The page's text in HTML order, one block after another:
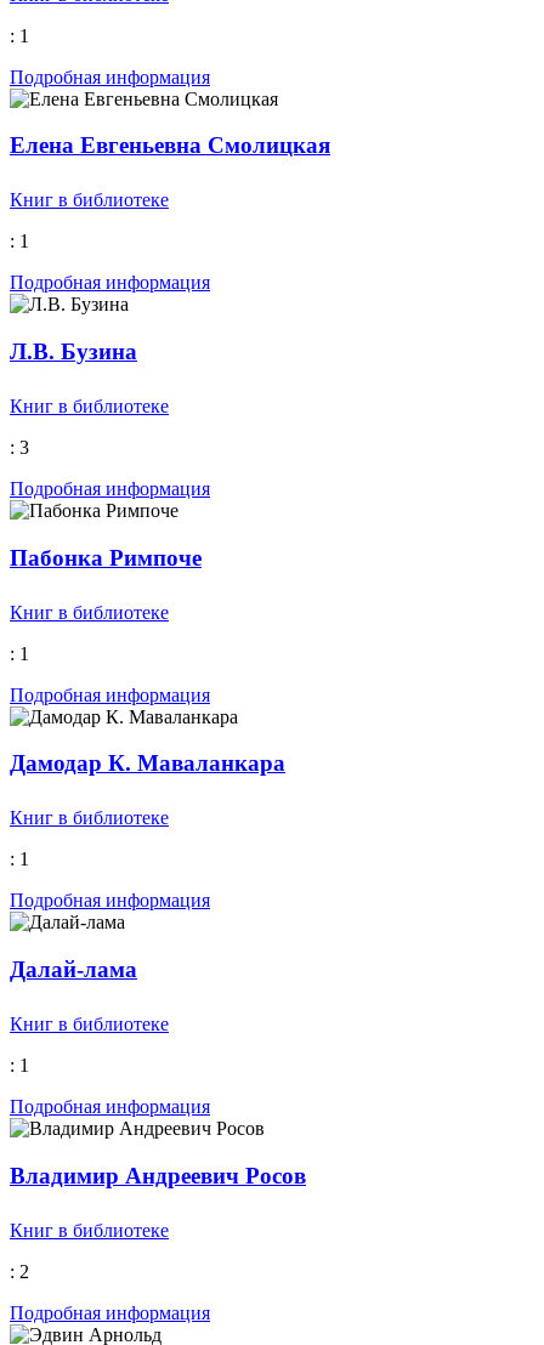
: 1
Подробная информация
Елена Евгеньевна Смолицкая
Книг в библиотеке
: 1
Подробная информация
Л.В. Бузина
Книг в библиотеке
: 3
Подробная информация
Пабонка Римпоче
Книг в библиотеке
: 1
Подробная информация
Дамодар К. Маваланкара
Книг в библиотеке
: 1
Подробная информация
Далай-лама
Книг в библиотеке
: 1
Подробная информация
Владимир Андреевич Росов
Книг в библиотеке
: 2
Подробная информация